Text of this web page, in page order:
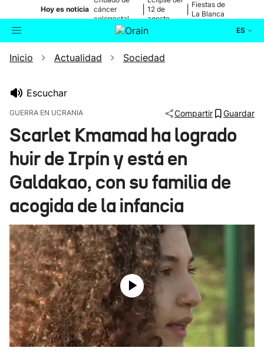
Hoy es noticia cáncer
colorrectal
12 de
agosto
Fiestas de
La Blanca
ES
Buscador Actualidad
Ikusmiran
Eguraldia
Inicio Actualidad Sociedad
Escuchar
GUERRA EN UCRANIA Compartir Guardar
Scarlet Kmamad ha logrado
huir de Irpín y está en
Galdakao, con su familia de
acogida de la infancia